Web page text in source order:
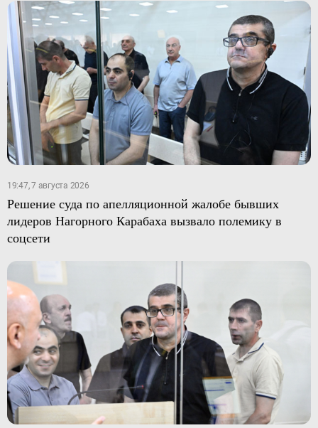
19:47, 7 августа 2026
Решение суда по апелляционной жалобе бывших
лидеров Нагорного Карабаха вызвало полемику в
соцсети